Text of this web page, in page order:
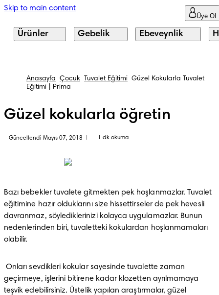
Skip to main content
Üye Ol
Ürünler Gebelik Ebeveynlik
Anasayfa Çocuk Tuvalet Eğitimi
Güzel Kokularla Tuvalet
Eğitimi | Prima
Güzel kokularla öğretin
Güncellendi Mayıs 07, 2018 1 dk okuma
Bazı bebekler tuvalete gitmekten pek hoşlanmazlar. Tuvalet
eğitimine hazır olduklarını size hissettirseler de pek hevesli
davranmaz, söylediklerinizi kolayca uygulamazlar. Bunun
nedenlerinden biri, tuvaletteki kokulardan hoşlanmamaları
olabilir.
Onları sevdikleri kokular sayesinde tuvalette zaman
geçirmeye, işlerini bitirene kadar klozetten ayrılmamaya
teşvik edebilirsiniz. Üstelik yapılan araştırmalar, güzel